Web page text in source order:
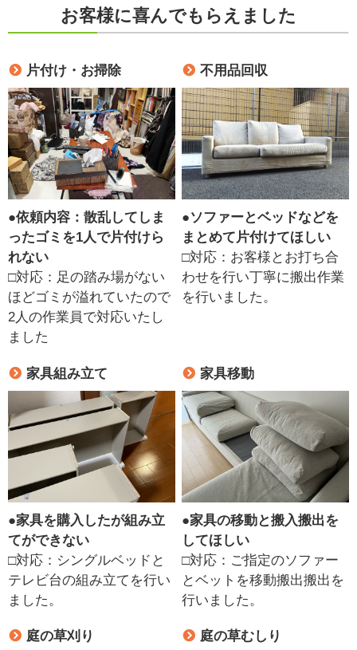
お客様に喜んでもらえました
片付け・お掃除
●依頼内容：散乱してしま
ったゴミを1人で片付けら
れない
□対応：足の踏み場がない
ほどゴミが溢れていたので
2人の作業員で対応いたし
ました
不用品回収
●ソファーとベッドなどを
まとめて片付けてほしい
□対応：お客様とお打ち合
わせを行い丁寧に搬出作業
を行いました。
家具組み立て
●家具を購入したが組み立
てができない
□対応：シングルベッドと
テレビ台の組み立てを行い
ました。
家具移動
●家具の移動と搬入搬出を
してほしい
□対応：ご指定のソファー
とベットを移動搬出搬出を
行いました。
庭の草刈り 庭の草むしり